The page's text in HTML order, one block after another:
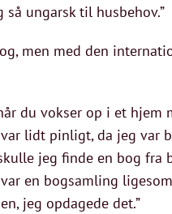
ungarsk til husbehov.”
men med den
du vokser op i et
lidt pinligt, da jeg var
jeg finde en bog
var en bogsamling
jeg opdagede det.”